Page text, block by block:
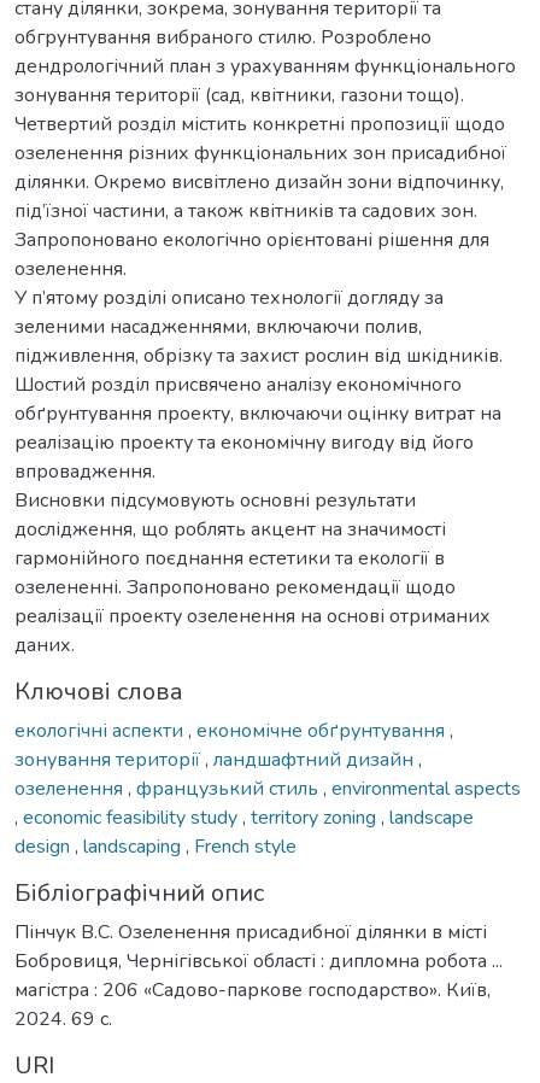
стану ділянки, зокрема, зонування території та
обгрунтування вибраного стилю. Розроблено
дендрологічний план з урахуванням функціонального
зонування території (сад, квітники, газони тощо).
Четвертий розділ містить конкретні пропозиції щодо
озеленення різних функціональних зон присадибної
ділянки. Окремо висвітлено дизайн зони відпочинку,
під’їзної частини, а також квітників та садових зон.
Запропоновано екологічно орієнтовані рішення для
озеленення.
У п’ятому розділі описано технології догляду за
зеленими насадженнями, включаючи полив,
підживлення, обрізку та захист рослин від шкідників.
Шостий розділ присвячено аналізу економічного
обґрунтування проекту, включаючи оцінку витрат на
реалізацію проекту та економічну вигоду від його
впровадження.
Висновки підсумовують основні результати
дослідження, що роблять акцент на значимості
гармонійного поєднання естетики та екології в
озелененні. Запропоновано рекомендації щодо
реалізації проекту озеленення на основі отриманих
даних.
Ключові слова
екологічні аспекти , економічне обґрунтування ,
зонування території, ландшафтний дизайн ,
озеленення , французький стиль , environmental aspects
, economic feasibility study, territory zoning , landscape
design , landscaping , French style
Бібліографічний опис
Пінчук В.С. Озеленення присадибної ділянки в місті
Бобровиця, Чернігівської області : дипломна робота ...
магістра : 206 «Садово-паркове господарство». Київ,
2024. 69 с.
URI